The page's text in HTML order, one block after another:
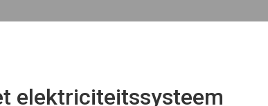
elektriciteitssysteem